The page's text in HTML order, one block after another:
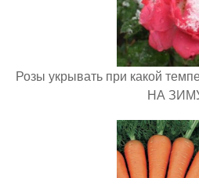
Розы укрывать при какой
НА